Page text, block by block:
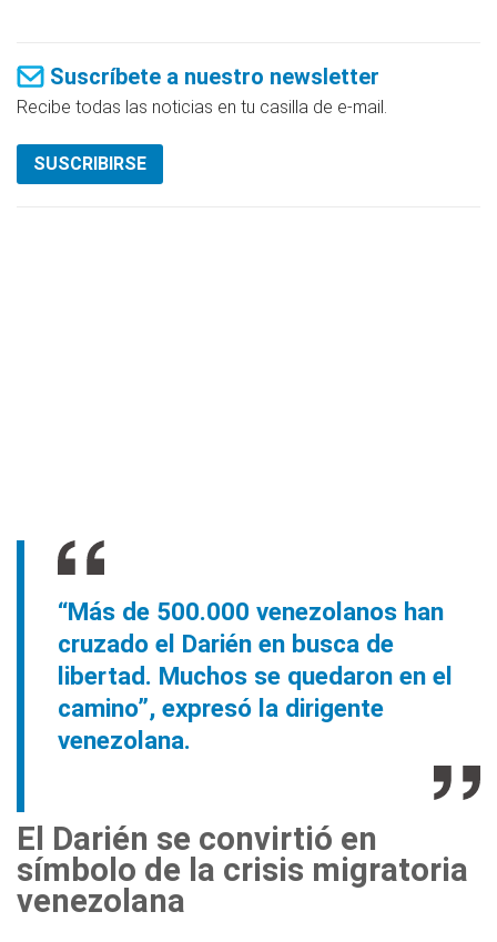
Suscríbete a nuestro newsletter
Recibe todas las noticias en tu casilla de e-mail.
SUSCRIBIRSE
“Más de 500.000 venezolanos han
cruzado el Darién en busca de
libertad. Muchos se quedaron en el
camino”, expresó la dirigente
venezolana.
El Darién se convirtió en
símbolo de la crisis migratoria
venezolana